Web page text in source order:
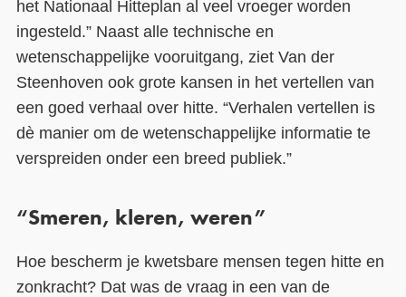
het Nationaal Hitteplan al veel vroeger worden
ingesteld.” Naast alle technische en
wetenschappelijke vooruitgang, ziet Van der
Steenhoven ook grote kansen in het vertellen van
een goed verhaal over hitte. “Verhalen vertellen is
dè manier om de wetenschappelijke informatie te
verspreiden onder een breed publiek.”
“Smeren, kleren, weren”
Hoe bescherm je kwetsbare mensen tegen hitte en
zonkracht? Dat was de vraag in een van de